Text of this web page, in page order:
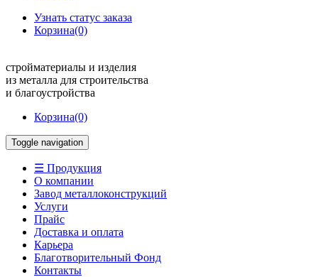
Узнать статус заказа
Корзина(0)
стройматериалы и изделия
из металла для строительства
и благоустройства
Корзина(0)
Toggle navigation
☰ Продукция
О компании
Завод металлоконструкций
Услуги
Прайс
Доставка и оплата
Карьера
Благотворительный Фонд
Контакты